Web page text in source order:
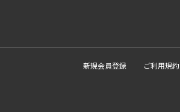
新規会員登録 ご利用規約